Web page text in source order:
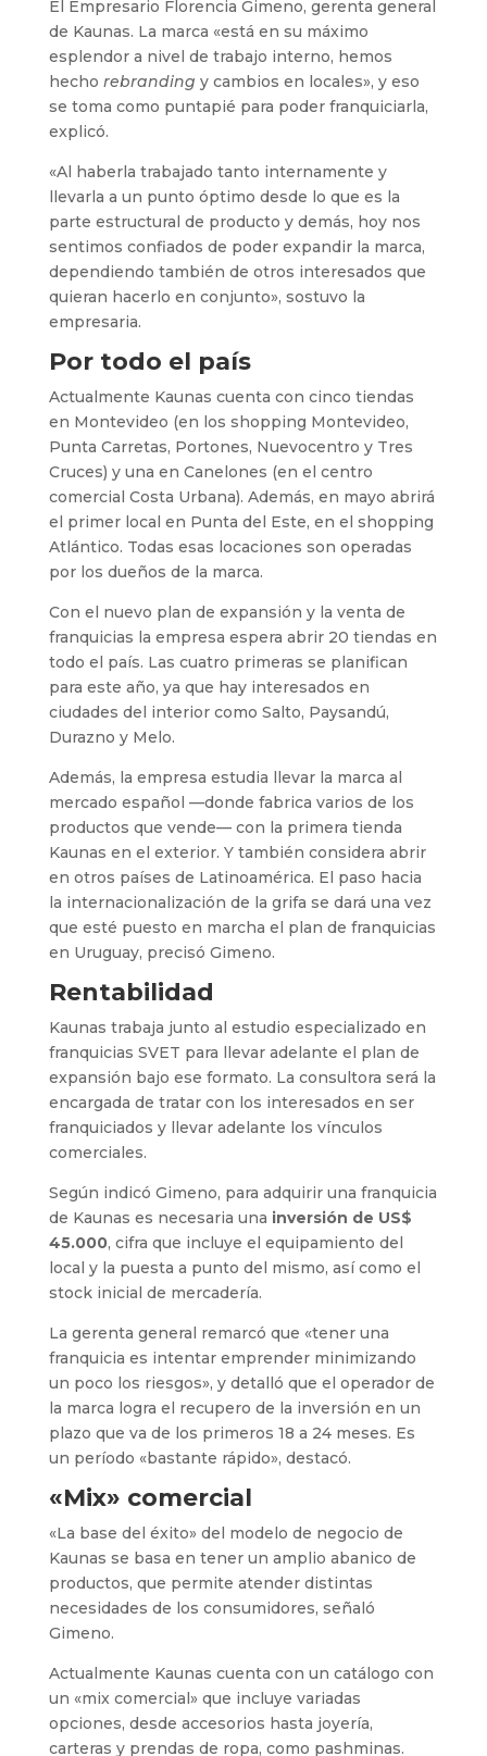
El Empresario Florencia Gimeno, gerenta general
de Kaunas. La marca «está en su máximo
esplendor a nivel de trabajo interno, hemos
hecho rebranding y cambios en locales», y eso
se toma como puntapié para poder franquiciarla,
explicó.
«Al haberla trabajado tanto internamente y
llevarla a un punto óptimo desde lo que es la
parte estructural de producto y demás, hoy nos
sentimos confiados de poder expandir la marca,
dependiendo también de otros interesados que
quieran hacerlo en conjunto», sostuvo la
empresaria.
Por todo el país
Actualmente Kaunas cuenta con cinco tiendas
en Montevideo (en los shopping Montevideo,
Punta Carretas, Portones, Nuevocentro y Tres
Cruces) y una en Canelones (en el centro
comercial Costa Urbana). Además, en mayo abrirá
el primer local en Punta del Este, en el shopping
Atlántico. Todas esas locaciones son operadas
por los dueños de la marca.
Con el nuevo plan de expansión y la venta de
franquicias la empresa espera abrir 20 tiendas en
todo el país. Las cuatro primeras se planifican
para este año, ya que hay interesados en
ciudades del interior como Salto, Paysandú,
Durazno y Melo.
Además, la empresa estudia llevar la marca al
mercado español —donde fabrica varios de los
productos que vende— con la primera tienda
Kaunas en el exterior. Y también considera abrir
en otros países de Latinoamérica. El paso hacia
la internacionalización de la grifa se dará una vez
que esté puesto en marcha el plan de franquicias
en Uruguay, precisó Gimeno.
Rentabilidad
Kaunas trabaja junto al estudio especializado en
franquicias SVET para llevar adelante el plan de
expansión bajo ese formato. La consultora será la
encargada de tratar con los interesados en ser
franquiciados y llevar adelante los vínculos
comerciales.
Según indicó Gimeno, para adquirir una franquicia
de Kaunas es necesaria una inversión de US$
45.000, cifra que incluye el equipamiento del
local y la puesta a punto del mismo, así como el
stock inicial de mercadería.
La gerenta general remarcó que «tener una
franquicia es intentar emprender minimizando
un poco los riesgos», y detalló que el operador de
la marca logra el recupero de la inversión en un
plazo que va de los primeros 18 a 24 meses. Es
un período «bastante rápido», destacó.
«Mix» comercial
«La base del éxito» del modelo de negocio de
Kaunas se basa en tener un amplio abanico de
productos, que permite atender distintas
necesidades de los consumidores, señaló
Gimeno.
Actualmente Kaunas cuenta con un catálogo con
un «mix comercial» que incluye variadas
opciones, desde accesorios hasta joyería,
carteras y prendas de ropa, como pashminas.